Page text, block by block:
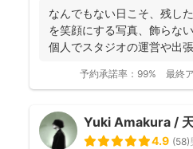
なんでもない日こそ、残し
を笑顔にする写真、飾ら
個人でスタジオの運営や出
予約承諾率： 99% 最終
Yuki Amakura /
4.9 (58)